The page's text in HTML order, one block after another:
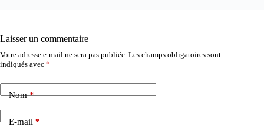
Laisser un commentaire
Votre adresse e-mail ne sera pas publiée. Les champs obligatoires sont
indiqués avec *
Nom*
E-mail*